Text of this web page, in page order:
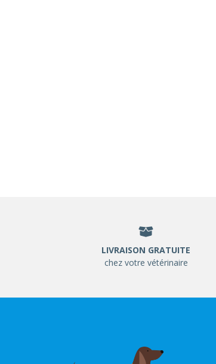
LIVRAISON GRATUITE
chez votre vétérinaire